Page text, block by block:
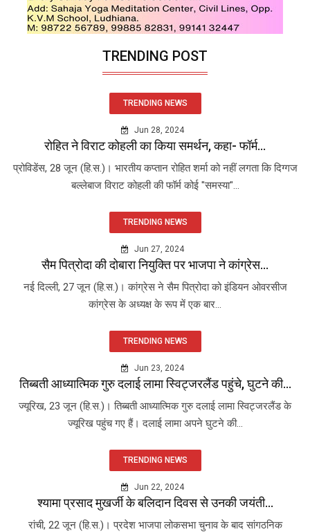
TRENDING POST
TRENDING NEWS
Jun 28, 2024
रोहित ने विराट कोहली का किया समर्थन, कहा- फॉर्म...
प्रोविडेंस, 28 जून (हि.स.)। भारतीय कप्तान रोहित शर्मा को नहीं लगता कि दिग्गज
बल्लेबाज विराट कोहली की फॉर्म कोई "समस्या"...
TRENDING NEWS
Jun 27, 2024
सैम पित्रोदा की दोबारा नियुक्ति पर भाजपा ने कांग्रेस...
नई दिल्ली, 27 जून (हि.स.)। कांग्रेस ने सैम पित्रोदा को इंडियन ओवरसीज
कांग्रेस के अध्यक्ष के रूप में एक बार...
TRENDING NEWS
Jun 23, 2024
तिब्बती आध्यात्मिक गुरु दलाई लामा स्विट्जरलैंड पहुंचे, घुटने की...
ज्यूरिख, 23 जून (हि.स.)। तिब्बती आध्यात्मिक गुरु दलाई लामा स्विट्जरलैंड के
ज्यूरिख पहुंच गए हैं। दलाई लामा अपने घुटने की...
TRENDING NEWS
Jun 22, 2024
श्यामा प्रसाद मुखर्जी के बलिदान दिवस से उनकी जयंती...
रांची, 22 जून (हि.स.)। प्रदेश भाजपा लोकसभा चुनाव के बाद सांगठनिक